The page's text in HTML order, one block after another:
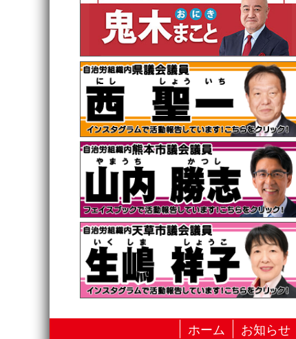
ホーム お知らせ